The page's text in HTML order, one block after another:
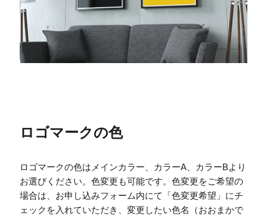
ロゴマークの色
ロゴマークの色はメインカラー、カラーA、カラーBより
お選びください。色変更も可能です。色変更をご希望の
場合は、お申し込みフォーム内にて「色変更希望」にチ
ェックを入れていただき、変更したい色名（おおまかで